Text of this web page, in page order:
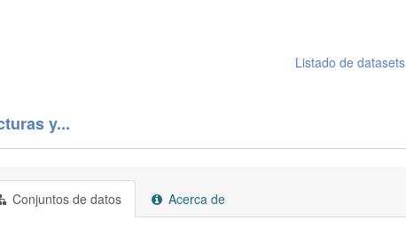
Listado de datasets
y...
Conjuntos de datos Acerca de